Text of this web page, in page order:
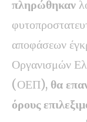
πληρώθηκαν
αποφάσεων
Οργανισμών
(ΟΕΠ), θα
όρους